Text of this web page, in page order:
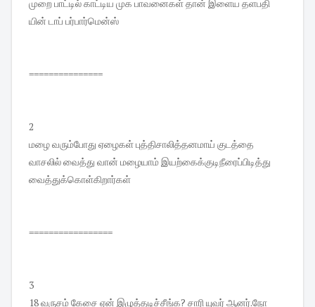
முறை பாட்டில் காட்டிய முக பாவனைகள் தான் இளைய தளபதி
யின் டாப் பர்பார்மென்ஸ்
===============
2
மழை வரும்போது ஏழைகள் புத்திசாலித்தனமாய் குடத்தை
வாசலில் வைத்து வான் மழையாம் இயற்கைக்குடிநீரைப்பிடித்து
வைத்துக்கொள்கிறார்கள்
=================
3
18 வருசம் கேசை ஏன் இழுத்தடிச்சீங்க? சாரி யுவர் ஆனர்.நோ